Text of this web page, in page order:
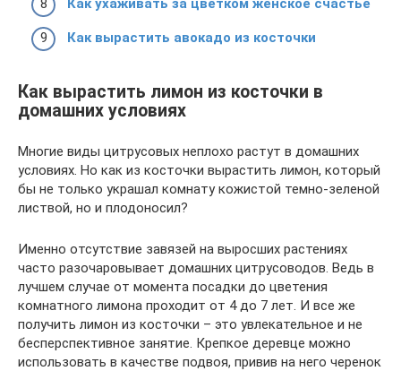
Как ухаживать за цветком женское счастье
Как вырастить авокадо из косточки
Как вырастить лимон из косточки в
домашних условиях
Многие виды цитрусовых неплохо растут в домашних
условиях. Но как из косточки вырастить лимон, который
бы не только украшал комнату кожистой темно-зеленой
листвой, но и плодоносил?
Именно отсутствие завязей на выросших растениях
часто разочаровывает домашних цитрусоводов. Ведь в
лучшем случае от момента посадки до цветения
комнатного лимона проходит от 4 до 7 лет. И все же
получить лимон из косточки – это увлекательное и не
бесперспективное занятие. Крепкое деревце можно
использовать в качестве подвоя, привив на него черенок